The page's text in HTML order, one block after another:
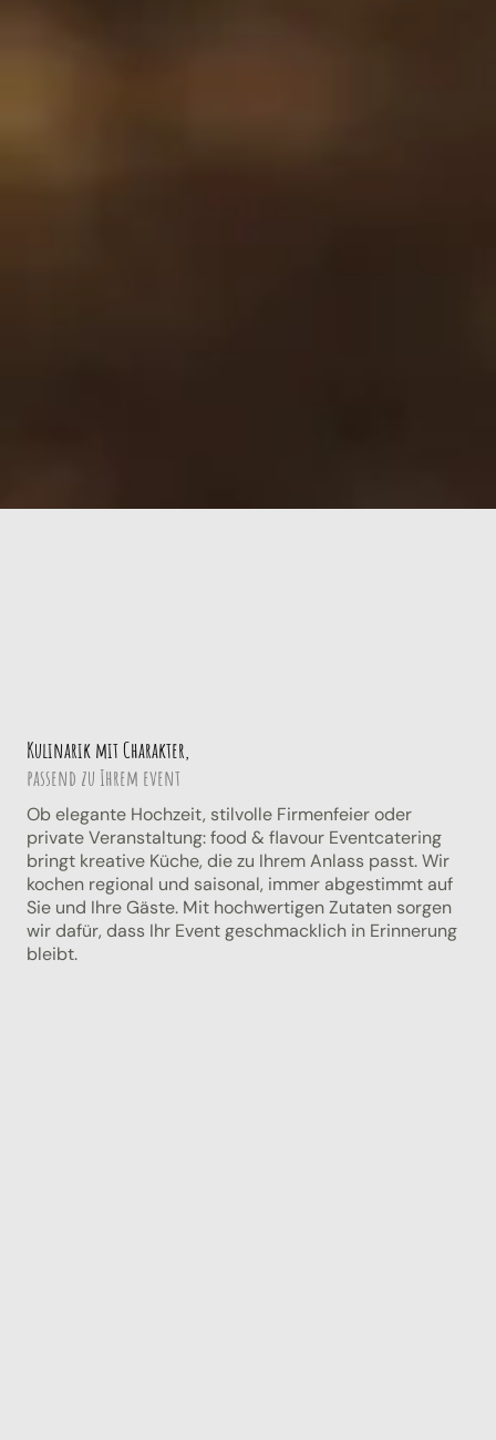
Kulinarik mit Charakter,
passend zu Ihrem event
Ob elegante Hochzeit, stilvolle Firmenfeier oder
private Veranstaltung: food & flavour Eventcatering
bringt kreative Küche, die zu Ihrem Anlass passt. Wir
kochen regional und saisonal, immer abgestimmt auf
Sie und Ihre Gäste. Mit hochwertigen Zutaten sorgen
wir dafür, dass Ihr Event geschmacklich in Erinnerung
bleibt.